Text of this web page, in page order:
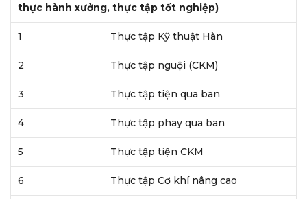
thực hành xưởng, thực tập tốt nghiệp)
1 Thực tập Kỹ thuật Hàn
2 Thực tập nguội (CKM)
3 Thực tập tiện qua ban
4 Thực tập phay qua ban
5 Thực tập tiện CKM
6 Thực tập Cơ khí nâng cao